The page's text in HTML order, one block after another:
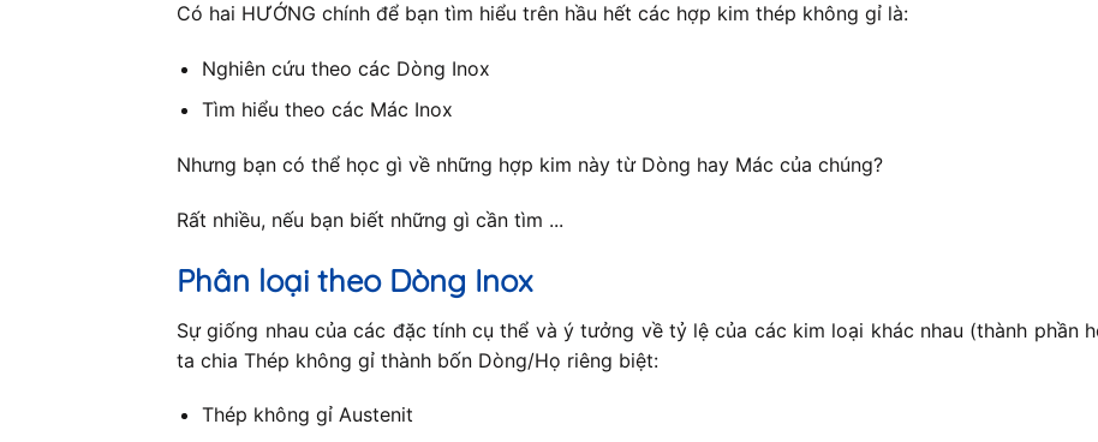
Có hai HƯỚNG chính để bạn tìm hiểu trên hầu hết các hợp kim thép không gỉ là:
Nghiên cứu theo các Dòng Inox
Tìm hiểu theo các Mác Inox
Nhưng bạn có thể học gì về những hợp kim này từ Dòng hay Mác của chúng?
Rất nhiều, nếu bạn biết những gì cần tìm ...
Phân loại theo Dòng Inox
Sự giống nhau của các đặc tính cụ thể và ý tưởng về tỷ lệ của các kim loại khác nhau (thành phần
ta chia Thép không gỉ thành bốn Dòng/Họ riêng biệt:
Thép không gỉ Austenit